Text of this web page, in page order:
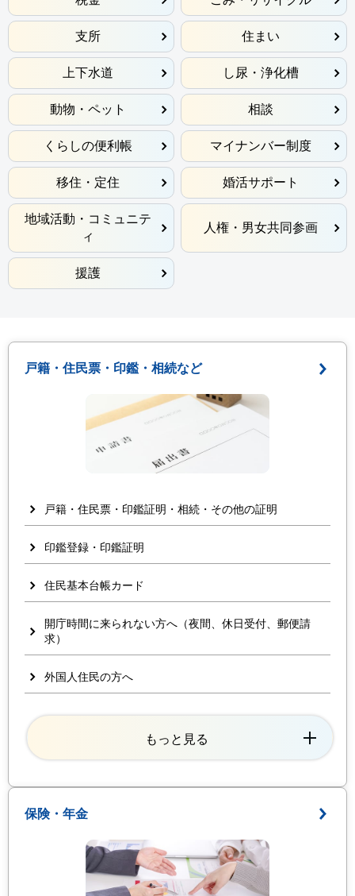
支所 住まい
上下水道 し尿・浄化槽
動物・ペット 相談
くらしの便利帳 マイナンバー制度
移住・定住 婚活サポート
地域活動・コミュニテ
ィ
人権・男女共同参画
援護
戸籍・住民票・印鑑・相続など
戸籍・住民票・印鑑証明・相続・その他の証明
印鑑登録・印鑑証明
住民基本台帳カード
開庁時間に来られない方へ（夜間、休日受付、郵便請
求）
外国人住民の方へ
もっと見る
保険・年金